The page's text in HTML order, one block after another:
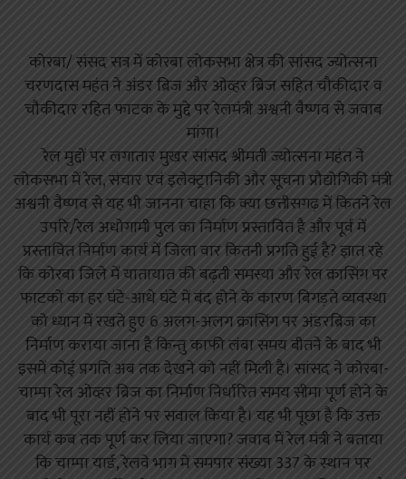
कोरबा/ संसद सत्र में कोरबा लोकसभा क्षेत्र की सांसद ज्योत्सना
चरणदास महंत ने अंडर ब्रिज और ओव्हर ब्रिज सहित चौकीदार व
चौकीदार रहित फाटक के मुद्दे पर रेलमंत्री अश्वनी वैष्णव से जवाब
मांगा।
रेल मुद्दों पर लगातार मुखर सांसद श्रीमती ज्योत्सना महंत ने
लोकसभा में रेल, संचार एवं इलेक्ट्रानिकी और सूचना प्रौद्योगिकी मंत्री
अश्वनी वैष्णव से यह भी जानना चाहा कि क्या छत्तीसगढ़ में कितने रेल
उपरि/रेल अधोगामी पुल का निर्माण प्रस्तावित है और पूर्व में
प्रस्तावित निर्माण कार्य में जिला वार कितनी प्रगति हुई है? ज्ञात रहे
कि कोरबा जिले में यातायात की बढ़ती समस्या और रेल क्रासिंग पर
फाटकों का हर घंटे-आधे घंटे में बंद होने के कारण बिगड़ते व्यवस्था
को ध्यान में रखते हुए 6 अलग-अलग क्रासिंग पर अंडरब्रिज का
निर्माण कराया जाना है किन्तु काफी लंबा समय बीतने के बाद भी
इसमें कोई प्रगति अब तक देखने को नहीं मिली है। सांसद ने कोरबा-
चाम्पा रेल ओव्हर ब्रिज का निर्माण निर्धारित समय सीमा पूर्ण होने के
बाद भी पूरा नहीं होने पर सवाल किया है। यह भी पूछा है कि उक्त
कार्य कब तक पूर्ण कर लिया जाएगा? जवाब में रेल मंत्री ने बताया
कि चाम्पा यार्ड, रेलवे भाग में समपार संख्या 337 के स्थान पर